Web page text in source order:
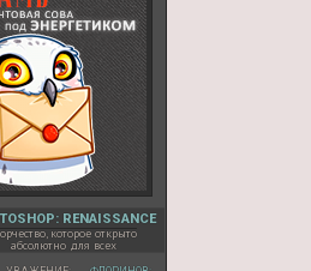
RENAISSANCE
которое открыто
абсолютно для всех